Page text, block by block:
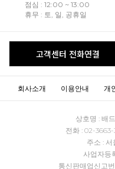
점심 : 12:00 ~ 13:00
휴무 : 토, 일, 공휴일
고객센터 전화연결
회사소개 이용안내 개
상호명 : 배
전화 : 02-
주소 :
사업자등
통신판매업신고